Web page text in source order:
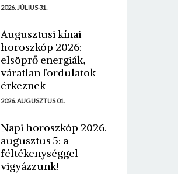
2026. JÚLIUS 31.
Augusztusi kínai
horoszkóp 2026:
elsöprő energiák,
váratlan fordulatok
érkeznek
2026. AUGUSZTUS 01.
Napi horoszkóp 2026.
augusztus 5: a
féltékenységgel
vigyázzunk!